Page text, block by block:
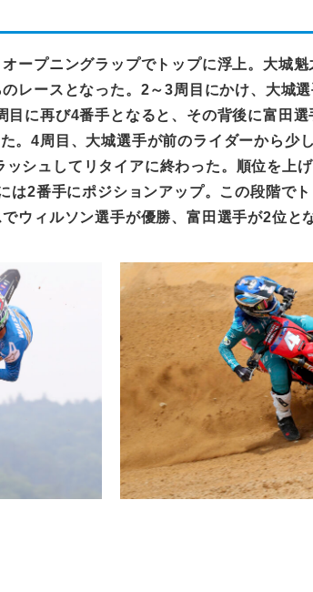
オープニングラップでトップに浮上。大城
レースとなった。 2～3周目にかけ、大城
目に再び4番手となると、その背後に富田
。4周目、大城選手が前のライダーから少
シュしてリタイアに終わった。順位を上
は2番手にポジションアップ。この段階で
でウィルソン選手が優勝、富田選手が2位と